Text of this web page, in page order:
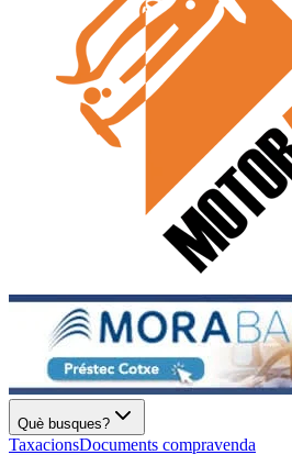
Què busques?
TaxacionsDocuments compravenda